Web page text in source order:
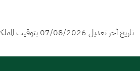
تاريخ آخر تعديل 07/08/2026 بتوقيت